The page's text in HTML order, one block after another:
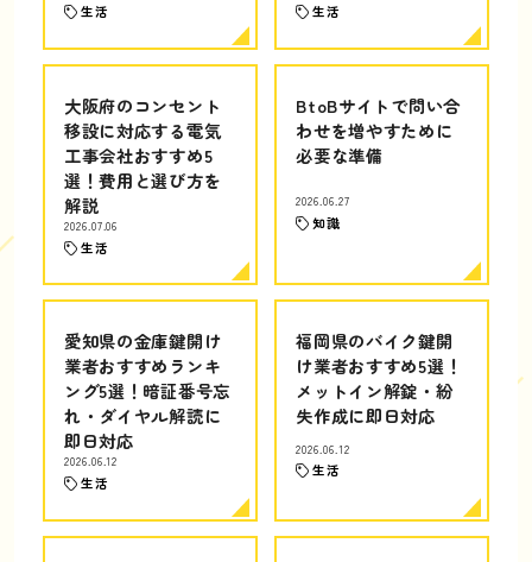
生活 生活
大阪府のコンセント
移設に対応する電気
工事会社おすすめ5
選！費用と選び方を
解説
2026.07.06
生活
BtoBサイトで問い合
わせを増やすために
必要な準備
2026.06.27
知識
愛知県の金庫鍵開け
業者おすすめランキ
ング5選！暗証番号忘
れ・ダイヤル解読に
即日対応
2026.06.12
生活
福岡県のバイク鍵開
け業者おすすめ5選！
メットイン解錠・紛
失作成に即日対応
2026.06.12
生活